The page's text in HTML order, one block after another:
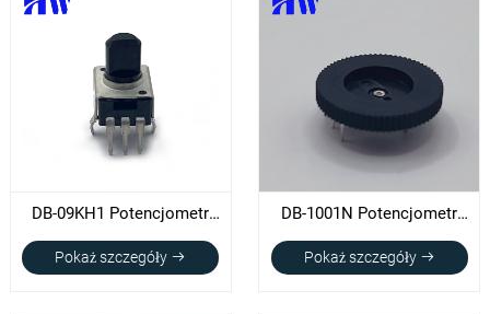
DB-09KH1 Potencjometr
obrotowy 9 mm
Pokaż szczegóły
DB-1001N Potencjometr
kciukowy (D20XT2.8)
Pokaż szczegóły